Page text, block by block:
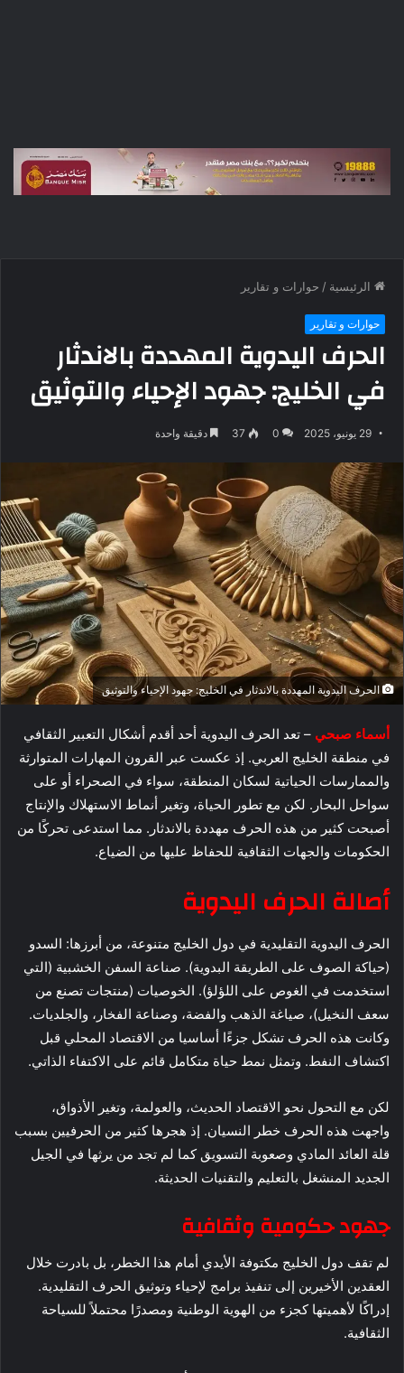
الرئيسية / حوارات و تقارير
حوارات و تقارير
الحرف اليدوية المهددة بالاندثار
في الخليج: جهود الإحياء والتوثيق
29 يونيو، 2025 0
37 دقيقة واحدة
الحرف اليدوية المهددة بالاندثار في الخليج: جهود الإحياء والتوثيق
أسماء صبحي – تعد الحرف اليدوية أحد أقدم أشكال التعبير الثقافي
في منطقة الخليج العربي. إذ عكست عبر القرون المهارات المتوارثة
والممارسات الحياتية لسكان المنطقة، سواء في الصحراء أو على
سواحل البحار. لكن مع تطور الحياة، وتغير أنماط الاستهلاك والإنتاج
أصبحت كثير من هذه الحرف مهددة بالاندثار. مما استدعى تحركًا من
الحكومات والجهات الثقافية للحفاظ عليها من الضياع.
أصالة الحرف اليدوية
الحرف اليدوية التقليدية في دول الخليج متنوعة، من أبرزها: السدو
(حياكة الصوف على الطريقة البدوية). صناعة السفن الخشبية (التي
استخدمت في الغوص على اللؤلؤ). الخوصيات (منتجات تصنع من
سعف النخيل)، صياغة الذهب والفضة، وصناعة الفخار، والجلديات.
وكانت هذه الحرف تشكل جزءًا أساسيا من الاقتصاد المحلي قبل
اكتشاف النفط. وتمثل نمط حياة متكامل قائم على الاكتفاء الذاتي.
لكن مع التحول نحو الاقتصاد الحديث، والعولمة، وتغير الأذواق،
واجهت هذه الحرف خطر النسيان. إذ هجرها كثير من الحرفيين بسبب
قلة العائد المادي وصعوبة التسويق كما لم تجد من يرثها في الجيل
الجديد المنشغل بالتعليم والتقنيات الحديثة.
جهود حكومية وثقافية
لم تقف دول الخليج مكتوفة الأيدي أمام هذا الخطر، بل بادرت خلال
العقدين الأخيرين إلى تنفيذ برامج لإحياء وتوثيق الحرف التقليدية.
إدراكًا لأهميتها كجزء من الهوية الوطنية ومصدرًا محتملاً للسياحة
الثقافية.